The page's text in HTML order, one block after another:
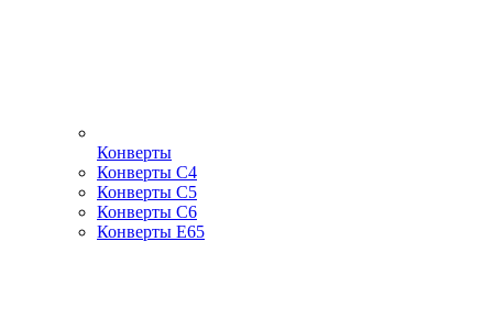
Конверты
Конверты С4
Конверты С5
Конверты С6
Конверты Е65